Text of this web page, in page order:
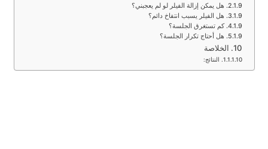
هل يمكن إزالة الفيلر لو لم يعجبني؟
هل الفيلر يسبب انتفاخ دائم؟
كم تستغرق الجلسة؟
هل أحتاج تكرار الجلسة؟
الخلاصة
النتائج: